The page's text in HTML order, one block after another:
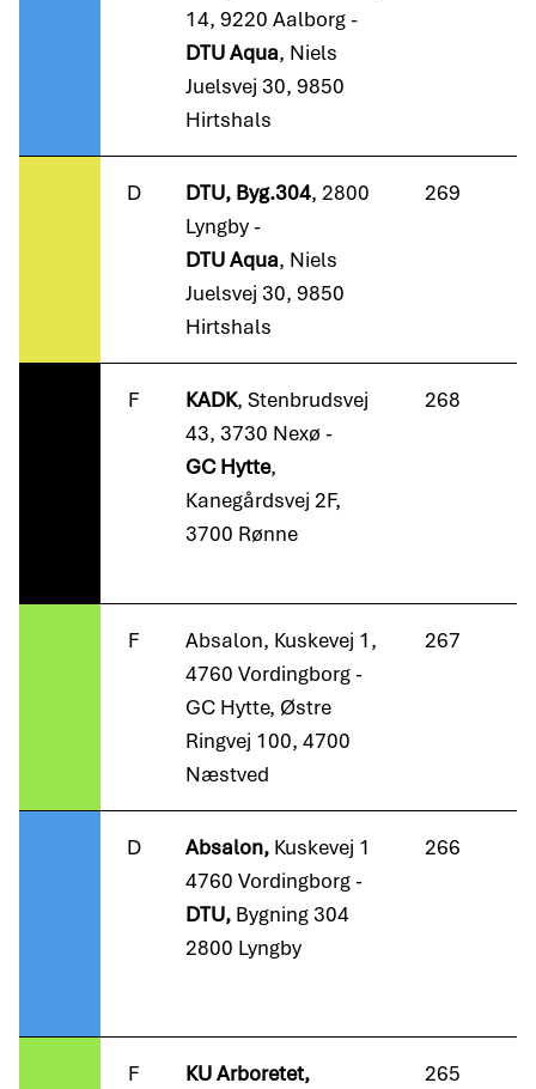
14, 9220 Aalborg -
DTU Aqua, Niels
Juelsvej 30, 9850
Hirtshals
D DTU, Byg.304, 2800
Lyngby -
DTU Aqua, Niels
Juelsvej 30, 9850
Hirtshals
269
F KADK, Stenbrudsvej
43, 3730 Nexø -
GC Hytte,
Kanegårdsvej 2F,
3700 Rønne
268
F
Absalon, Kuskevej 1,
4760 Vordingborg -
GC Hytte, Østre
Ringvej 100, 4700
Næstved
267
D Absalon, Kuskevej 1
4760 Vordingborg -
DTU, Bygning 304
2800 Lyngby
266
F
KU Arboretet,
265